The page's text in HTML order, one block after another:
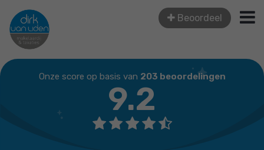
Beoordeel
Onze score op basis van 203 beoordelingen
9.2